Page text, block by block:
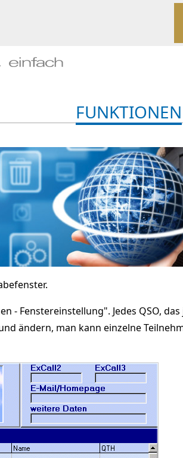
FUNKTIONEN
- Fenstereinstellung". Jedes QSO,
ändern, man kann einzelne